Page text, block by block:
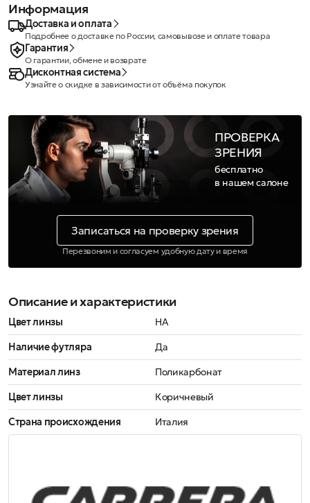
Информация
Доставка и оплата
Подробнее о доставке по России, самовывозе и оплате товара
Гарантия
О гарантии, обмене и возврате
Дисконтная система
Узнайте о скидке в зависимости от объёма покупок
ПРОВЕРКА
ЗРЕНИЯ
бесплатно
в нашем салоне
Записаться на проверку зрения
Перезвоним и согласуем удобную дату и время
Описание и характеристики
Цвет линзы
HA
Наличие футляра
Да
Материал линз
Поликарбонат
Цвет линзы
Коричневый
Страна происхождения
Италия